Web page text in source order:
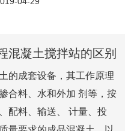
混凝土搅拌站的区别
的成套设备，其工作原理
合料、水和外加 剂等，按
配料、输送、 计量、投